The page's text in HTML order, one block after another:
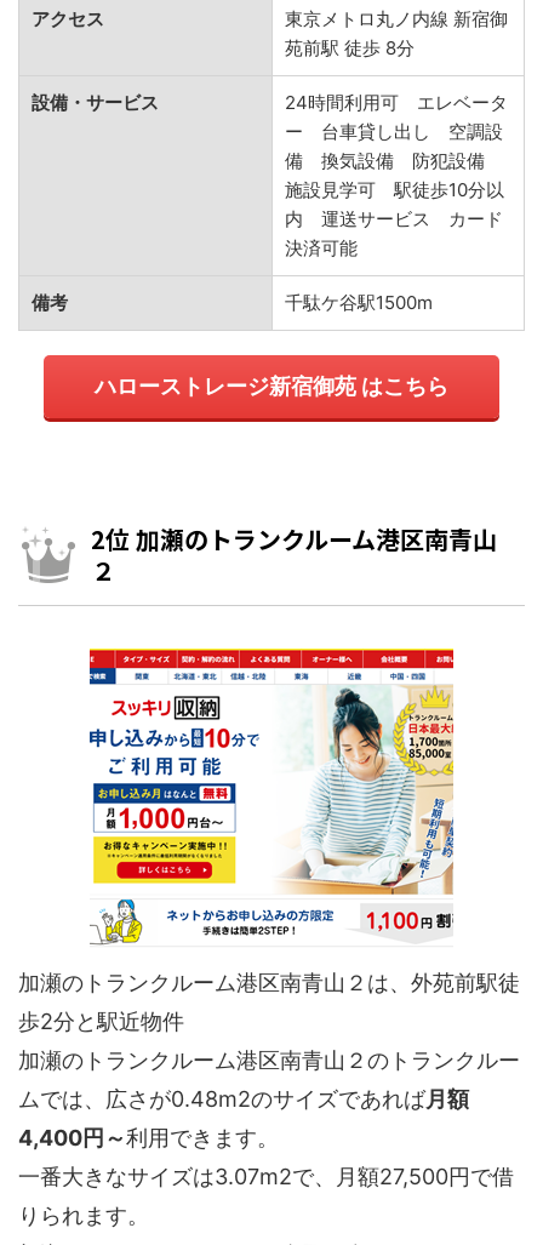
アクセス
東京メトロ丸ノ内線 新宿御
苑前駅 徒歩 8分
設備・サービス
24時間利用可 エレベータ
ー 台車貸し出し 空調設
備 換気設備 防犯設備
施設見学可 駅徒歩10分以
内 運送サービス カード
決済可能
備考 千駄ケ谷駅1500m
ハローストレージ新宿御苑 はこちら
2位 加瀬のトランクルーム港区南青山
２
加瀬のトランクルーム港区南青山２は、外苑前駅徒
歩2分と駅近物件
加瀬のトランクルーム港区南青山２のトランクルー
ムでは、広さが0.48m2のサイズであれば月額
4,400円～利用できます。
一番大きなサイズは3.07m2で、月額27,500円で借
りられます。